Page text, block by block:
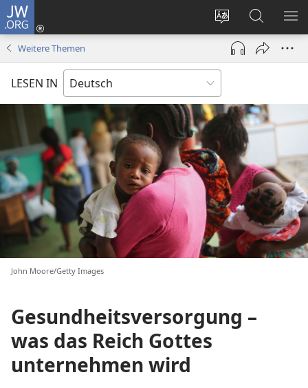
JW.ORG
Websitesprache
ändern
Anmelden
(öffnet
neues
Fenster)
Suche
Weitere Themen
LESEN IN
John Moore/Getty Images
Gesundheits­versorgung –
was das Reich Gottes
unternehmen wird